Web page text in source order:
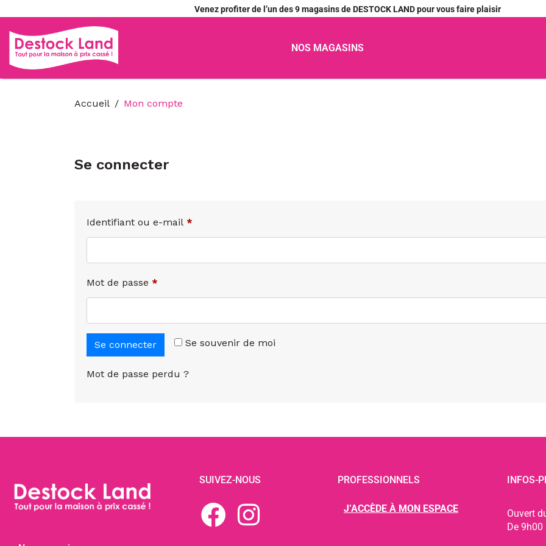
Venez profiter de l’un des 9 magasins de DESTOCK LAND pour vous faire plaisir
NOS MAGASINS
Accueil Mon compte
Se connecter
Identifiant ou e-mail *
Mot de passe *
Se souvenir de moi
Se connecter
Mot de passe perdu ?
SUIVEZ-NOUS PROFESSIONNELS
J’ACCÈDE À MON ESPACE
INFOS-
Ouvert
De